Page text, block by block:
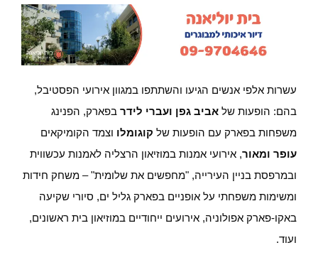
עשרות אלפי אנשים הגיעו והשתתפו במגוון אירועי הפסטיבל,
בהם: הופעות של אביב גפן ועברי לידר בפארק, הפנינג
משפחות בפארק עם הופעות של קוגומלו וצמד הקומיקאים
עופר ומאור, אירועי אמנות במוזיאון הרצליה לאמנות עכשווית
ובמרפסת בניין העירייה, "מחפשים את שלומית" – משחק חידות
ומשימות משפחתי על אופניים בפארק גליל ים, סיורי שקיעה
באקו-פארק אפולוניה, אירועים ייחודיים במוזיאון בית ראשונים,
ועוד.